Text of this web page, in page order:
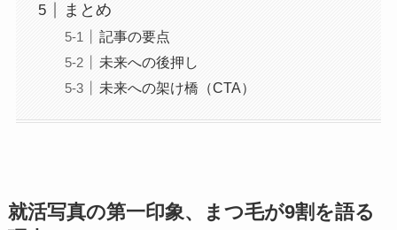
まとめ
記事の要点
未来への後押し
未来への架け橋（CTA）
就活写真の第一印象、まつ毛が9割を語る